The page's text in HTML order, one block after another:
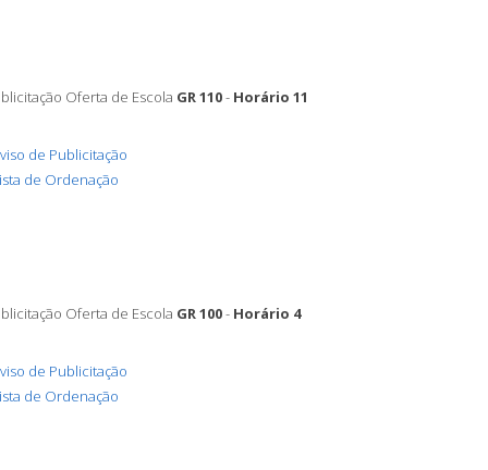
Oferta de Escola GR 110- Horário 11
de Publicitação
de Ordenação
Oferta de Escola GR 100- Horário 4
de Publicitação
de Ordenação